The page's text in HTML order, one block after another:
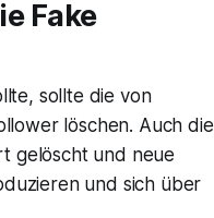
Fake
sollte die von
löschen. Auch die
gelöscht und neue
und sich über